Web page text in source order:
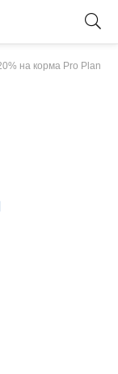
на корма Pro Plan